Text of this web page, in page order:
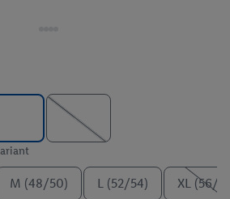
M (48/50) L (52/54) XL (56/